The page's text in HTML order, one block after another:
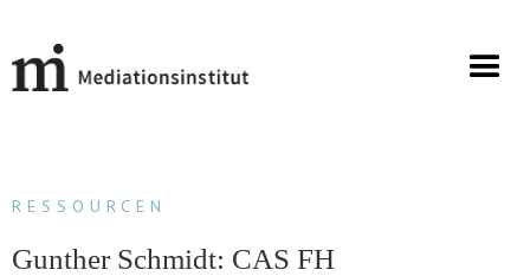
RESSOURCEN
Gunther Schmidt: CAS FH